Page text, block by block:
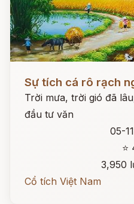
Sự tích cá rô rạch
Trời mưa, trời gió đã
đầu tư văn
05-
⭐
3,950
Cổ tích Việt Nam